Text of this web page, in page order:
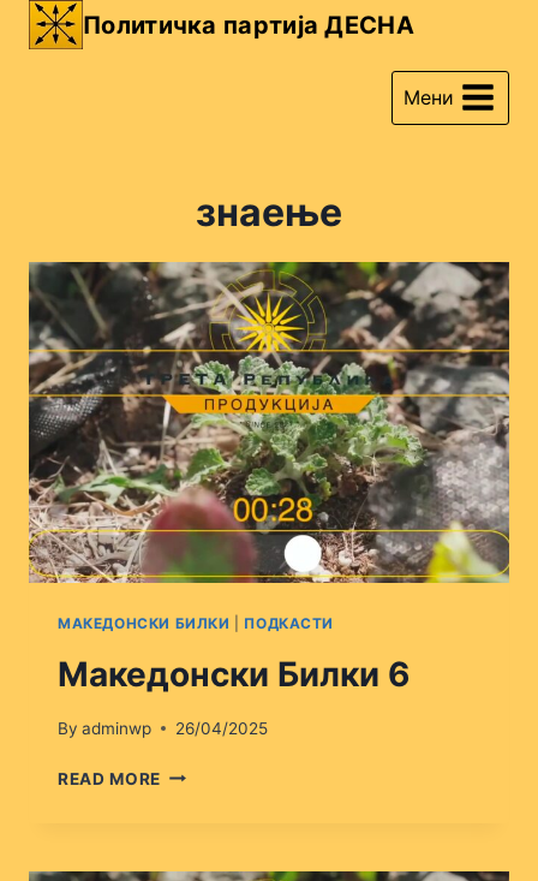
Skip
Политичка партија ДЕСНА
Мени
знаење
МАКЕДОНСКИ БИЛКИ ПОДКАСТИ
Македонски Билки 6
By adminwp 26/04/2025
READ MORE МАКЕДОНСКИ